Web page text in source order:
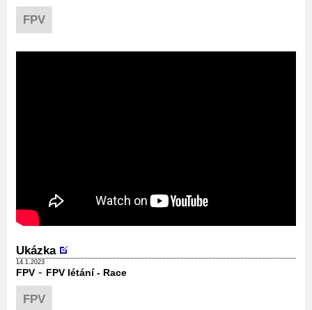
FPV
Ukázka
14.1.2023
FPV - FPV létání - Race
FPV